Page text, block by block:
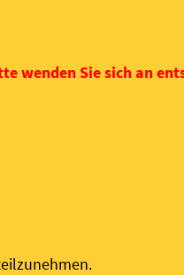
wenden Sie sich an